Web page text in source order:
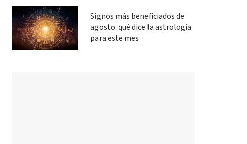
Signos más beneficiados de
agosto: qué dice la astrología
para este mes